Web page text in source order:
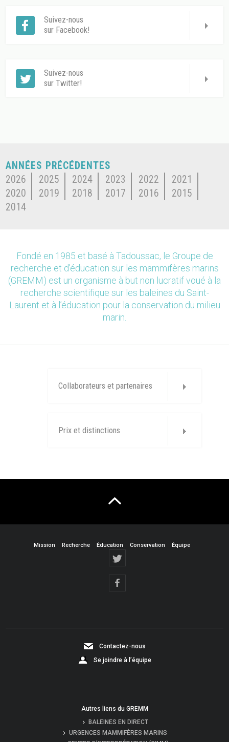
Suivez-nous
sur Facebook!
Suivez-nous
sur Twitter!
ANNÉES PRÉCÉDENTES
2026
2025 2024 2023 2022
2021
2020
2019 2018 2017 2016
2015
2014
Fondé en 1985 et basé à Tadoussac, le Groupe de
recherche et d’éducation sur les mammifères marins
(GREMM) est un organisme à but non lucratif voué à la
recherche scientifique sur les baleines du Saint-
Laurent et à l’éducation pour la conservation du milieu
marin.
Collaborateurs et partenaires
Prix et distinctions
Mission Recherche Éducation Conservation Équipe
Contactez-nous
Se joindre à l’équipe
Autres liens du GREMM
BALEINES EN DIRECT
URGENCES MAMMIFÈRES MARINS